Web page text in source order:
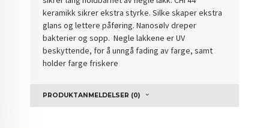
keramikk sikrer ekstra styrke. Silke skaper ekstra
glans og lettere påføring. Nanosølv dreper
bakterier og sopp. Negle lakkene er UV
beskyttende, for å unngå fading av farge, samt
holder farge friskere
PRODUKTANMELDELSER (0)